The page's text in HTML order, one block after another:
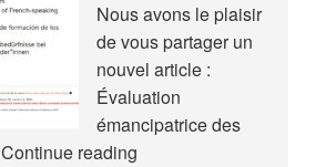
Nous avons le plaisir
de vous partager un
nouvel article :
Évaluation
émancipatrice des
Continue readingNouvel